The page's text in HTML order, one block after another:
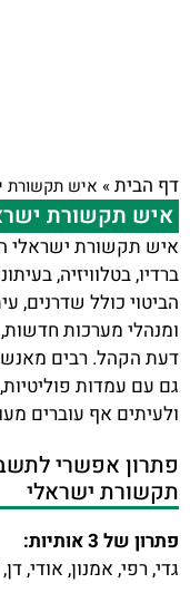
דף הבית» איש תקשורת
איש תקשורת
איש תקשורת ישראלי
ברדיו, בטלוויזיה,
הביטוי כולל שדרנים,
ומנהלי מערכות
דעת הקהל. רבים
גם עם עמדות
ולעיתים אף עוברים
פתרון אפשרי
תקשורת ישראלי
פתרון של 3 אותיות:
גדי, רפי, אמנון, אודי,